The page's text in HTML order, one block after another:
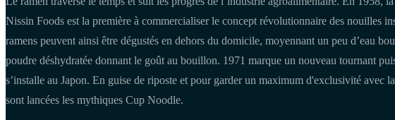
Nissin Foods est la première à commercialiser le concept révolutionnaire des nouilles
ramens peuvent ainsi être dégustés en dehors du domicile, moyennant un peu d’eau
poudre déshydratée donnant le goût au bouillon. 1971 marque un nouveau tournant
s’installe au Japon. En guise de riposte et pour garder un maximum d'exclusivité avec
sont lancées les mythiques Cup Noodle.